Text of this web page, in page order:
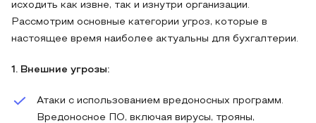
исходить как извне, так и изнутри организации.
Рассмотрим основные категории угроз, которые в
настоящее время наиболее актуальны для бухгалтерии.
1. Внешние угрозы:
Атаки с использованием вредоносных программ.
Вредоносное ПО, включая вирусы, трояны,